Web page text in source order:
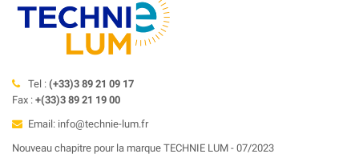
Tel : (+33)3 89 21 09 17
Fax : +(33)3 89 21 19 00
Email: info@technie-lum.fr
Nouveau chapitre pour la marque TECHNIE LUM - 07/2023